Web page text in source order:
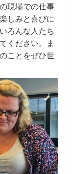
現場での仕事
しみと喜びに
ろんな人たち
ください。ま
ことをぜひ世